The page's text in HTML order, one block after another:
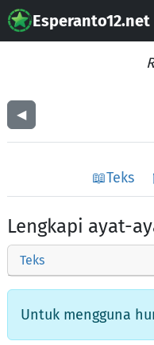
Esperanto12.net
◀︎
📖Teks
Lengkapi ayat-
Teks
Untuk mengguna